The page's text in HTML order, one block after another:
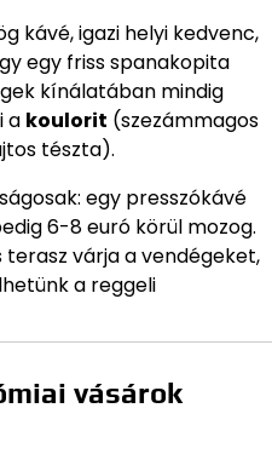
kávé, igazi helyi kedvenc,
egy friss spanakopita
kínálatában mindig
a koulorit (szezámmagos
tészta).
egy presszókávé
6-8 euró körül mozog.
várja a vendégeket,
a reggeli
vásárok